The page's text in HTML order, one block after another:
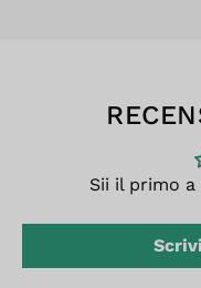
Sii il primo